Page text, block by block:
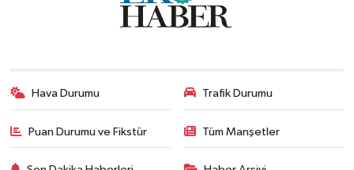
Hava Durumu Trafik Durumu
Puan Durumu ve Fikstür Tüm Manşetler